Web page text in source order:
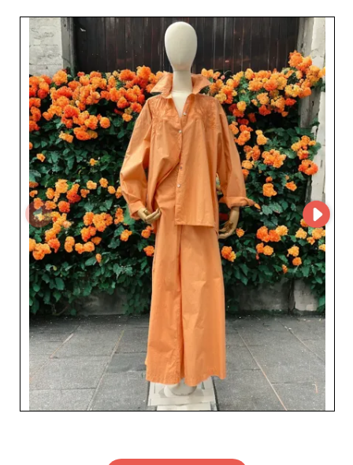
yönetimini kolaylaştırır ve işlemleri hızlandırır; böylece
perakendeciler müşterilerine ve satışlarına odaklanabilir.
FreeStyle Mode GmbH’deki ürün seçimi, kalite ve
trendlere yönelik sürekli bir özeni yansıtarak her
parçanın günümüz kadın tüketicilerinin yüksek
standartlarını karşılamasını sağlar. Bu toptancıdan
tedarik yapan perakendeciler, rafine ürünlerin yanı sıra
güvenilir lojistik ve hızlı geri dönüş yapan bir müşteri
desteğinden de faydalanır. Şirket, kaliteyi, stili ve
sürdürülebilirliği bir araya getirme konusundaki
yetkinliğiyle öne çıkar; modern ve zarif koleksiyonlarla
müşteri kitlesini etkilemek isteyen satıcılar için belirgin
bir katma değer sunar. FreeStyle Mode GmbH’i tercih
eden moda profesyonelleri, yalnızca güncel trendlerin
önemini değil, kusursuz hizmetin gerekliliğini de anlayan
bir iş ortağıyla çalıştıklarından emin olabilir. Kısacası,
FreeStyle Mode GmbH ile çalışmak; kaliteyi, stili ve
inovasyonu birleştiren kadın moda ürünleriyle işinizi
büyütmek için sağlam bir ortak seçmek demektir.